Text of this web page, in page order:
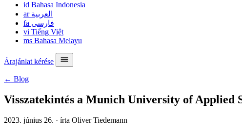
id Bahasa Indonesia
ar العربية
fa فارسی
vi Tiếng Việt
ms Bahasa Melayu
Árajánlat kérése
← Blog
Visszatekintés a Munich University of Applied
2023. június 26. · írta Oliver Tiedemann